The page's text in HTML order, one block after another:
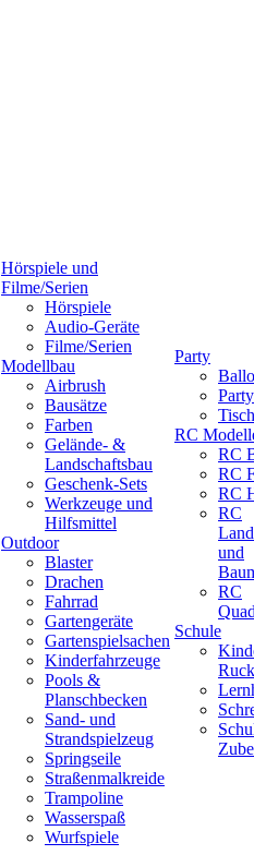
Hörspiele und
Filme/Serien
Hörspiele
Audio-Geräte
Filme/Serien
Modellbau
Airbrush
Bausätze
Farben
Gelände- &
Landschaftsbau
Geschenk-Sets
Werkzeuge und
Hilfsmittel
Outdoor
Blaster
Drachen
Fahrrad
Gartengeräte
Gartenspielsachen
Kinderfahrzeuge
Pools &
Planschbecken
Sand- und
Strandspielzeug
Springseile
Straßenmalkreide
Trampoline
Wasserspaß
Wurfspiele
Party
RC
RC
RC
RC
RC
und
RC
Schule